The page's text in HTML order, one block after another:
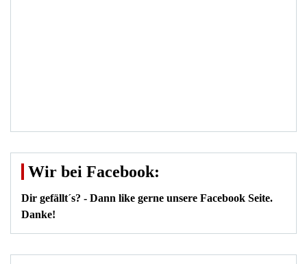
Wir bei Facebook:
Dir gefällt´s? - Dann like gerne unsere Facebook Seite.
Danke!